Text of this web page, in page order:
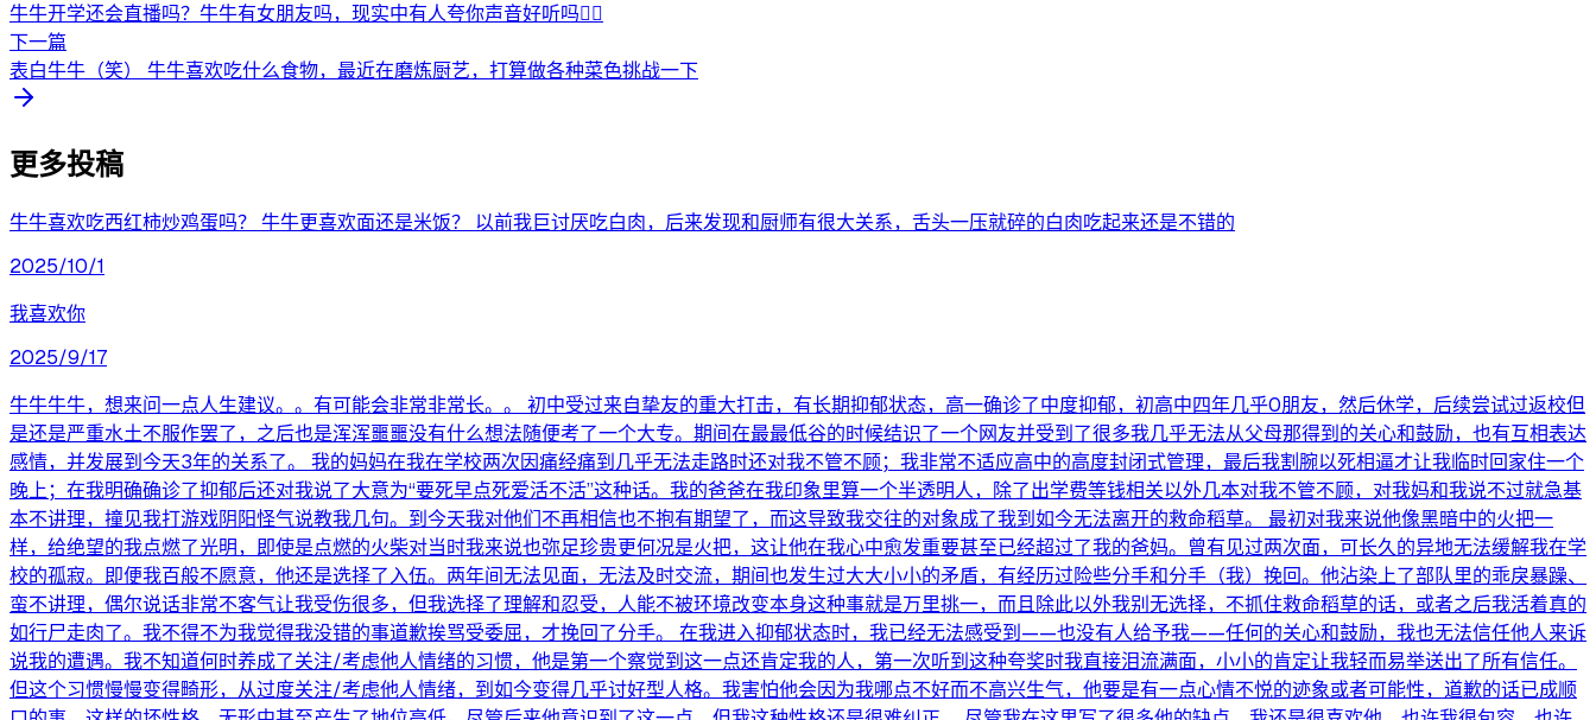
牛牛开学还会直播吗？牛牛有女朋友吗，现实中有人夸你声音好听吗👍🏻
下一篇
表白牛牛（笑） 牛牛喜欢吃什么食物，最近在磨炼厨艺，打算做各种菜色挑战一下
更多投稿
牛牛喜欢吃西红柿炒鸡蛋吗？ 牛牛更喜欢面还是米饭？ 以前我巨讨厌吃白肉，后来发现和厨师有很大关系，舌头一压就碎的白肉吃起来还是不错的
2025/10/1
我喜欢你
2025/9/17
牛牛牛牛，想来问一点人生建议。。有可能会非常非常长。。 初中受过来自挚友的重大打击，有长期抑郁状态，高一确诊了中度抑郁，初高中四年几乎0朋友，然后休学，后续尝试过返校但
是还是严重水土不服作罢了，之后也是浑浑噩噩没有什么想法随便考了一个大专。期间在最最低谷的时候结识了一个网友并受到了很多我几乎无法从父母那得到的关心和鼓励，也有互相表达
感情，并发展到今天3年的关系了。 我的妈妈在我在学校两次因痛经痛到几乎无法走路时还对我不管不顾；我非常不适应高中的高度封闭式管理，最后我割腕以死相逼才让我临时回家住一个
晚上；在我明确确诊了抑郁后还对我说了大意为“要死早点死爱活不活”这种话。我的爸爸在我印象里算一个半透明人，除了出学费等钱相关以外几本对我不管不顾，对我妈和我说不过就急基
本不讲理，撞见我打游戏阴阳怪气说教我几句。到今天我对他们不再相信也不抱有期望了，而这导致我交往的对象成了我到如今无法离开的救命稻草。 最初对我来说他像黑暗中的火把一
样，给绝望的我点燃了光明，即使是点燃的火柴对当时我来说也弥足珍贵更何况是火把，这让他在我心中愈发重要甚至已经超过了我的爸妈。曾有见过两次面，可长久的异地无法缓解我在学
校的孤寂。即便我百般不愿意，他还是选择了入伍。两年间无法见面，无法及时交流，期间也发生过大大小小的矛盾，有经历过险些分手和分手（我）挽回。他沾染上了部队里的乖戾暴躁、
蛮不讲理，偶尔说话非常不客气让我受伤很多，但我选择了理解和忍受，人能不被环境改变本身这种事就是万里挑一，而且除此以外我别无选择，不抓住救命稻草的话，或者之后我活着真的
如行尸走肉了。我不得不为我觉得我没错的事道歉挨骂受委屈，才挽回了分手。 在我进入抑郁状态时，我已经无法感受到——也没有人给予我——任何的关心和鼓励，我也无法信任他人来诉
说我的遭遇。我不知道何时养成了关注/考虑他人情绪的习惯，他是第一个察觉到这一点还肯定我的人，第一次听到这种夸奖时我直接泪流满面，小小的肯定让我轻而易举送出了所有信任。
但这个习惯慢慢变得畸形，从过度关注/考虑他人情绪，到如今变得几乎讨好型人格。我害怕他会因为我哪点不好而不高兴生气，他要是有一点心情不悦的迹象或者可能性，道歉的话已成顺